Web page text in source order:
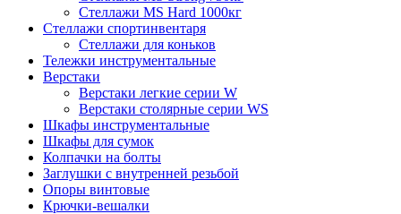
Стеллажи MS Hard 1000кг
Стеллажи спортинвентаря
Стеллажи для коньков
Тележки инструментальные
Верстаки
Верстаки легкие серии W
Верстаки столярные серии WS
Шкафы инструментальные
Шкафы для сумок
Колпачки на болты
Заглушки с внутренней резьбой
Опоры винтовые
Крючки-вешалки